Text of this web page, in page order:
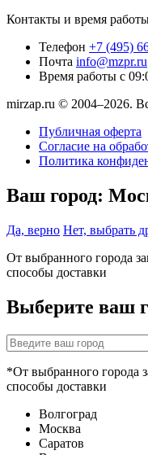
Контакты и время
Телефон +7 (495)
Почта info@mzpr.ru
Время работы с
mirzap.ru © 2004–2026.
Публичная оферта
Согласие на
Политика
Ваш город:
Да, верно Нет, выбрать
От выбранного города
способы доставки
Выберите ваш
*От выбранного города
способы доставки
Волгоград
Москва
Саратов